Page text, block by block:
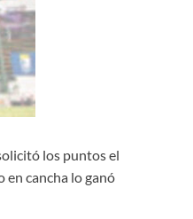
los puntos el
cancha lo ganó